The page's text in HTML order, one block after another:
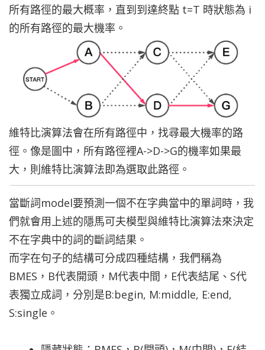
所有路徑的最大概率，直到到達終點 t=T 時狀態為 i
的所有路徑的最大機率。
維特比演算法會在所有路徑中，找尋最大機率的路
徑。像是圖中，所有路徑裡A->D->G的機率如果最
大，則維特比演算法即為選取此路徑。
當斷詞model要預測一個不在字典當中的單詞時，我
們就會用上述的隱馬可夫模型與維特比演算法來決定
不在字典中的詞的斷詞結果。
而字在句子的結構可分成四種結構，我們稱為
BMES，B代表開頭，M代表中間，E代表結尾、S代
表獨立成詞，分別是B:begin, M:middle, E:end,
S:single。